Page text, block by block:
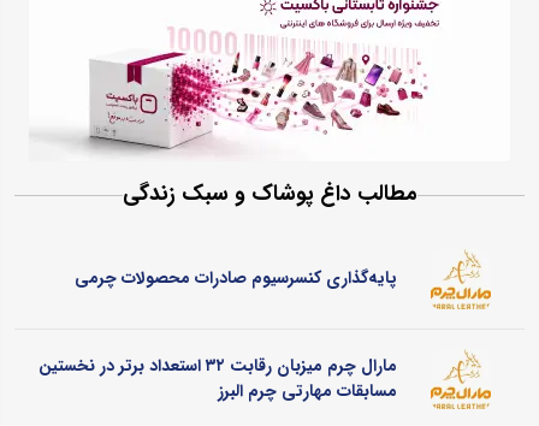
مطالب داغ پوشاک و سبک زندگی
پایه‌گذاری کنسرسیوم صادرات محصولات چرمی
مارال چرم میزبان رقابت ۳۲ استعداد برتر در نخستین
مسابقات مهارتی چرم البرز